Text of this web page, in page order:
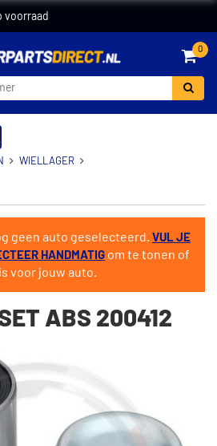
voorraad
0
WIELLAGER
geen auto geselecteerd. VUL JE
HANDMATIG om te tonen of
voor jouw auto.
ABS 200412